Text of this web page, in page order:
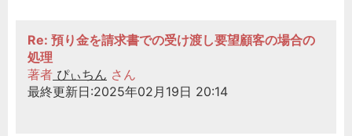
Re: 預り金を請求書での受け渡し要望顧客の場合の
処理
著者 ぴぃちん さん
最終更新日:2025年02月19日 20:14